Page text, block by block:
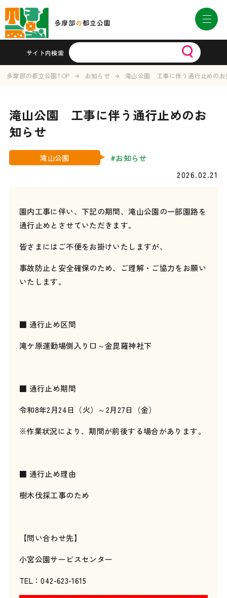
サイト内検索
多摩部の都立公園TOP お知らせ 滝山公園 工事に伴う通行止めのお
滝山公園 工事に伴う通行止めのお
知らせ
滝山公園
#お知らせ
2026.02.21
園内工事に伴い、下記の期間、滝山公園の一部園路を
通行止めとさせていただきます。
皆さまにはご不便をお掛けいたしますが、
事故防止と安全確保のため、ご理解・ご協力をお願い
いたします。
■ 通行止め区間
滝ケ原運動場側入り口～金毘羅神社下
■ 通行止め期間
令和8年2月24日（火）～2月27日（金）
※作業状況により、期間が前後する場合があります。
■ 通行止め理由
樹木伐採工事のため
【問い合わせ先】
小宮公園サービスセンター
TEL：042-623-1615